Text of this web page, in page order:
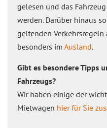
gelesen und das
werden. Darüber hinaus
geltenden Verkehrsregeln
besonders im Ausland.
Gibt es besondere Tipps
Fahrzeugs?
Wir haben einige der
Mietwagen hier für Sie